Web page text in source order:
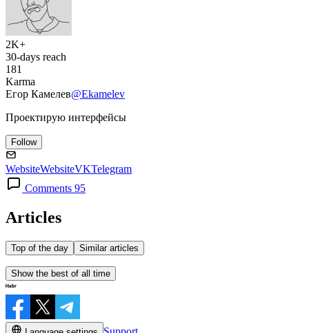
2K+
30-days reach
181
Karma
Егор Камелев@Ekamelev
Проектирую интерфейсы
Follow
WebsiteWebsiteVKTelegram
Comments 95
Articles
Top of the day Similar articles
Show the best of all time